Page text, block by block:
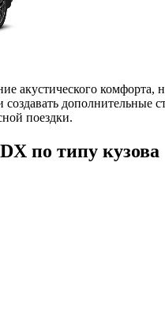
акустического
создавать
поездки.
по типу кузова